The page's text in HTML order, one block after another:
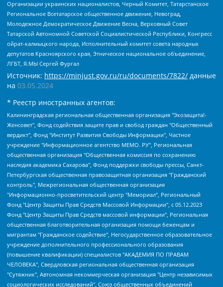
Организации украинских националистов, Черный Комитет, Татарстанское
Региональное Всетатарское общественное движение, Невоград,
Молодежное Демократическое Движение Весна, Верховный Совет
Татарской Автономной Советской Социалистической Республики, Конгресс
ойрат-калмыцкого народа, Исполнительный комитет совета народных
депутатов Красноярского края, Этническое национальное объединение,
ЛГБТ, Я.МЫ Сергей Фургал
Источник: https://minjust.gov.ru/ru/documents/7822/ данные
на 03.05.2024
* Реестр иностранных агентов:
Калининградская региональная общественная организация "Экозащита!-Женсовет", Фонд содействия защите прав и свобод граждан "Общественный вердикт", Фонд "Институт Развития Свободы Информации", Частное учреждение "Информационное агентство МЕМО. РУ", Региональная общественная организация "Общественная комиссия по сохранению наследия академика Сахарова", Фонд поддержки свободы прессы, Санкт-Петербургская общественная правозащитная организация "Гражданский контроль", Межрегиональная общественная организация "Информационно-просветительский центр "Мемориал", Региональный Фонд "Центр Защиты Прав Средств Массовой Информации", с 05.12.2023 Фонд "Центр Защиты Прав Средств массовой информации", Региональная общественная благотворительная организация помощи беженцам и мигрантам "Гражданское содействие", Негосударственное образовательное учреждение дополнительного профессионального образования (повышение квалификации) специалистов "АКАДЕМИЯ ПО ПРАВАМ ЧЕЛОВЕКА", Свердловская региональная общественная организация "Сутяжник", Автономная некоммерческая организация "Центр независимых социологических исследований", Союз общественных объединений "Российский исследовательский центр по правам человека", Региональное общественное учреждение научно-информационный центр "МЕМОРИАЛ", Некоммерческая организация "Фонд защиты гласности", Автономная некоммерческая организация "Институт прав человека", Городская общественная организация "Екатеринбургское общество "МЕМОРИАЛ", Городская общественная организация "Рязанское историко-просветительское и правозащитное общество "Мемориал" (Рязанский Мемориал), Челябинский региональный орган общественной самодеятельности – женское общественное объединение "Женщины Евразии", Челябинский региональный орган общественной самодеятельности "Уральская правозащитная группа", Фонд содействия защите здоровья и социальной справедливости имени Андрея Рылькова, Автономная Некоммерческая Организация "Аналитический Центр Юрия Левады", Автономная некоммерческая организация социальной поддержки населения "Проект Апрель", Региональная общественная организация помощи женщинам и детям, находящимся в кризисной ситуации "Информационно-методический центр "Анна", Фонд содействия развитию массовых коммуникаций и правовому просвещению "Так-так-Так", Фонд содействия устойчивому развитию "Серебряная тайга", Свердловский региональный общественный фонд социальных проектов "Новое время", "Idel.Реалии", Кавказ.Реалии, Крым.Реалии, Телеканал Настоящее Время, Татаро-башкирская служба Радио Свобода (Azatliq Radiosi), Радио Свободная Европа/Радио Свобода (PCE/PC), "Сибирь.Реалии", "Фактограф", Благотворительный фонд помощи осужденным и их семьям, Автономная некоммерческая организация "Институт глобализации и социальных движений", Фонд "В защиту прав заключенных", Частное учреждение "Центр поддержки и содействия развитию средств массовой информации", Пензенский региональный общественный благотворительный фонд "Гражданский союз", "Север.Реалии", Некоммерческая организация Фонд "Правовая инициатива", Общество с ограниченной ответственностью "Радио Свободная Европа/Радио Свобода", Чешское информационное агентство "MEDIUM-ORIENT", Красноярская региональная общественная организация "Мы против СПИДа", Камалягин Денис Николаевич, Маркелов Сергей Евгеньевич, Пономарев Лев Александрович, Савицкая Людмила Алексеевна, Автономная некоммерческая организация "Центр по работе с проблемой насилия "НАСИЛИЮ.НЕТ", Межрегиональный профессиональный союз работников здравоохранения "Альянс врачей", Юридическое лицо, зарегистрированное в Латвийской Республике, SIA "Medusa Project" (регистрационный номер 40103797863, дата регистрации 10.06.2014), Некоммерческая организация "Фонд по борьбе с коррупцией", Автономная некоммерческая организация "Институт права и публичной политики", Баданин Роман Сергеевич, Гликин Максим Александрович, Железнова Мария Михайловна, Лукьянова Юлия Сергеевна, Маетная Елизавета Витальевна, Маняхин Петр Борисович, Чуракова Ольга Владимировна, Ярош Юлия Петровна, Юридическое лицо "The Insider SIA", зарегистрированное в Риге, Латвийская Республика (дата регистрации 26.06.2015), являющееся администратором доменного имени интернет-издания "The Insider SIA", https://theins.ru, Постернак Алексей Евгеньевич, Рубин Михаил Аркадьевич, Анин Роман Александрович, Юридическое лицо Istories fonds, зарегистрированное в Латвийской Республике (регистрационный номер 50008295751, дата регистрации 24.02.2020), Великовский Дмитрий Александрович, Долинина Ирина Николаевна, Мароховская Алеся Алексеевна, Шлейнов Роман Юрьевич, Шмагун Олеся Валентиновна, Общество с ограниченной ответственностью "Альтаир 2021", Общество с ограниченной ответственностью "Вега 2021", Общество с ограниченной ответственностью "Главный редактор 2021", Общество с ограниченной ответственностью "Ромашки монолит", Важенков Артем Валерьевич, Ивановская областная общественная организация "Центр гендерных исследований", Гурман Юрий Альбертович, Медиапроект "ОВД-Инфо", Егоров Владимир Владимирович, Жилинский Владимир Александрович, Общество с ограниченной ответственностью "ЗП", Иванова София Юрьевна, Карезина Инна Павловна, Кильтау Екатерина Викторовна, Петров Алексей Викторович, Пискунов Сергей Евгеньевич, Смирнов Сергей Сергеевич, Тихонов Михаил Сергеевич, Общество с ограниченной ответственностью "ЖУРНАЛИСТ-ИНОСТРАННЫЙ АГЕНТ", Арапова Галина Юрьевна, Вольтская Татьяна Анатольевна, Американская компания "Mason G.E.S. Anonymous Foundation" (США), являющаяся владельцем интернет-издания https://mnews.world/, Компания "Stichting Bellingcat", зарегистрированная в Нидерландах (дата регистрации 11.07.2018), Захаров Андрей Вячеславович, Клепиковская Екатерина Дмитриевна, Общество с ограниченной ответственностью "МЕМО", Перл Роман Александрович, Симонов Евгений Алексеевич, Соловьева Елена Анатольевна, Сотников Даниил Владимирович, Сурначева Елизавета Дмитриевна, Автономная некоммерческая организация по защите прав человека и информированию населения "Якутия – Наше Мнение", Общество с ограниченной ответственностью "Москоу диджитал медиа", с 26.01.2023 Общество с ограниченной ответственностью "Чайка Белые сады", Ветошкина Валерия Валерьевна, Заговора Максим Александрович, Межрегиональное общественное движение "Российская ЛГБТ - сеть", Оленичев Максим Владимирович, Павлов Иван Юрьевич, Скворцова Елена Сергеевна, Общество с ограниченной ответственностью "Как бы инагент", Кочетков Игорь Викторович, Общество с ограниченной ответственностью "Честные выборы", Еланчик Олег Александрович, Общество с ограниченной ответственностью "Нобелевский призыв", Гималова Регина Эмилевна, Григорьев Андрей Валерьевич, Григорьева Алина Александровна, Ассоциация по содействию защите прав призывников, альтернативнослужащих и военнослужащих "Правозащитная группа "Гражданин.Армия.Право", Хисамова Регина Фаритовна, Автономная некоммерческая организация по реализации социально-правовых программ "Лилит", Дальневосточное общественное движение "Маяк", Санкт-Петербургская ЛГБТ-инициативная группа "Выход", Инициативная группа ЛГБТ+ "Реверс", Алексеев Андрей Викторович, Бекбулатова Таисия Львовна, Беляев Иван Михайлович, Владыкина Елена Сергеевна, Гельман Марат Александрович, Никульшина Вероника Юрьевна, Толоконникова Надежда Андреевна, Шендерович Виктор Анатольевич, Общество с ограниченной ответственностью "Данное сообщение", Общество с ограниченной ответственностью Издательский дом "Новая глава", Айнбиндер Александра Александровна, Московский комьюнити-центр для ЛГБТ+инициатив, Благотворительный фонд развития филантропии, Deutsche Welle (Германия, Kurt-Schumacher-Strasse 3, 53113 Bonn), Борзунова Мария Михайловна, Воробьев Виктор Викторович, Голубева Анна Львовна, Константинова Алла Михайловна, Малкова Ирина Владимировна, Мурадов Мурад Абдулгалимович, Осетинская Елизавета Николаевна, Понасенков Евгений Николаевич, Ганапольский Матвей Юрьевич, Киселев Евгений Алексеевич, Борухович Ирина Григорьевна, Дремин Иван Тимофеевич, Дубровский Дмитрий Викторович, Красноярская региональная общественная организация поддержки и развития альтернативных образовательных технологий и межкультурных коммуникаций "ИНТЕРРА", Маяковская Екатерина Алексеевна, Фейгин Марк Захарович, Филимонов Андрей Викторович, Дзугкоева Регина Николаевна, Доброхотов Роман Александрович, Дудь Юрий Александрович, Елкин Сергей Владимирович, Кругликов Кирилл Игоревич, Сабунаева Мария Леонидовна, Семенов Алексей Владимирович, Шаинян Карен Багратович, Шульман Екатерина Михайловна, Асафьев Артур Валерьевич, Вахштайн Виктор Семенович, Венедиктов Алексей Алексеевич, Лушникова Екатерина Евгеньевна, Волков Леонид Михайлович, Невзоров Александр Глебович, Пархоменко Сергей Борисович, Сироткин Ярослав Николаевич, Кара-Мурза Владимир Владимирович, Баранова Наталья Владимировна, Гозман Леонид Яковлевич, Кагарлицкий Борис Юльевич, Климарев Михаил Валерьевич, Милов Владимир Станиславович, Автономная некоммерческая организация Краснодарский центр современного искусства "Типография", Моргенштерн Алишер Тагирович, Соболь Любовь Эдуардовна, Общество с ограниченной ответственностью "ЛИЗА НОРМ", Каспаров Гарри Кимович, Ходорковский Михаил Борисович, Общество с ограниченной ответственностью "Апрельские тезисы", Данилович Ирина Брониславовна, Кашин Олег Владимирович, Петров Николай Владимирович, Пивоваров Алексей Владимирович, Соколов Михаил Владимирович, Цветкова Юлия Владимировна, Чичваркин Евгений Александрович, Комитет против пыток/Команда против пыток, Общество с ограниченной ответственностью "Первый научный", Общество с ограниченной ответственностью "Вертолет и ко", Белоцерковская Вероника Борисовна, Кац Максим Евгеньевич, Лазарева Татьяна Юрьевна, Шаведдинов Руслан Табризович, Яшин Илья Валерьевич, Общество с ограниченной ответственностью "Иноагент ААВ", Алешковский Дмитрий Петрович, Альбац Евгения Марковна, Быков Дмитрий Львович, Галямина Юлия Евгеньевна, Лойко Сергей Леонидович, Мартынов Кирилл Константинович, Медведев Сергей Александрович, Крашенинников Федор Геннадиевич, Гордеева Катерина Вл